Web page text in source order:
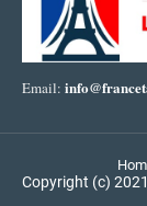
Email:
Copyright (c) 2021